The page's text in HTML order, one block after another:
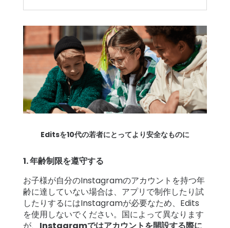
Editsを10代の若者にとってより安全なものに
1. 年齢制限を遵守する
お子様が自分のInstagramのアカウントを持つ年
齢に達していない場合は、アプリで制作したり試
したりするにはInstagramが必要なため、Edits
を使用しないでください。国によって異なります